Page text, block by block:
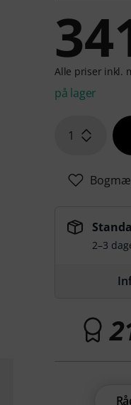
Alle priser inkl.
på lager
1
2–3